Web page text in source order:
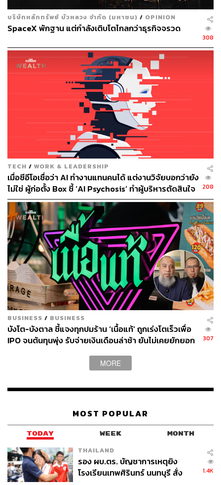
ABOUT THE AUTHOR
THE STANDARD WEALTH
สำนักข่าวเศรษฐกิจ ธุรกิจ และการลงทุน โดย
บริษัทหลักทรัพย์ บัวหลวง จำกัด (มหาชน) / OPINION
SpaceX พักฐาน แต่กำลังเติบโตไกลกว่าธุรกิจจรวด
308
TECH / WORK & LEADERSHIP
เมื่อซีอีโอเชื่อว่า AI ทำงานแทนคนได้ แต่งานวิจัยบอกว่ายัง
ไม่ใช่ ผู้ก่อตั้ง Box ชี้ ‘AI Psychosis’ ทำผู้บริหารตัดสินใจ
ปลดคนจากสิ่งที่ไม่เคยลงมือ
208
BUSINESS / BUSINESS
บังโต-บังตาล ชี้แจงทุกปมร้าน ‘เนื้อแท้’ ถูกเร่งโตเร็วเพื่อ
IPO จนต้นทุนพุ่ง รับจ่ายเงินเดือนล่าช้า ยันไม่เคยยักยอก
307
MORE
MOST POPULAR
TODAY WEEK MONTH
THAILAND
รอง ผบ.ตร. บัญชาการเหตุยิง
โรงเรียนเทพศิรินทร์ นนทบุรี สั่ง
1.4K